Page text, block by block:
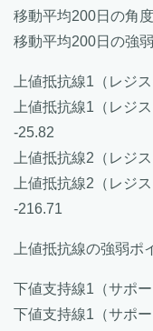
移動平均200日の角
移動平均200日の強
上値抵抗線1（レジ
上値抵抗線1（レジ
-25.82
上値抵抗線2（レジ
上値抵抗線2（レジ
-216.71
上値抵抗線の強弱ポ
下値支持線1（サポ
下値支持線1（サポ